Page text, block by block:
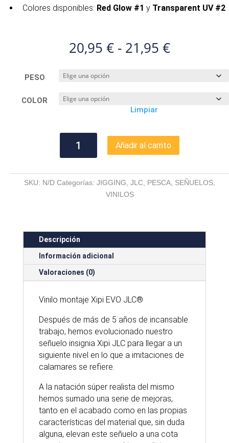
Colores disponibles: Red Glow #1 yTransparent UV #2
20,95 € - 21,95 €Rango
precios:
PESO
COLOR
Limpiar
MONTAJE
EVO
JLC®
Añadir al carrito
SKU: N/D Categorías: JIGGING JLC PESCA SEÑUELOS
VINILOS
Descripción
Información adicional
Valoraciones (0)
Vinilo montaje Xipi EVO JLC®
Después de más de 5 años de incansable
trabajo, hemos evolucionado nuestro
señuelo insignia Xipi JLC para llegar a un
siguiente nivel en lo que a imitaciones de
calamares se refiere.
A la natación súper realista del mismo
hemos sumado una serie de mejoras,
tanto en el acabado como en las propias
características del material que, sin duda
alguna, elevan este señuelo a una cota